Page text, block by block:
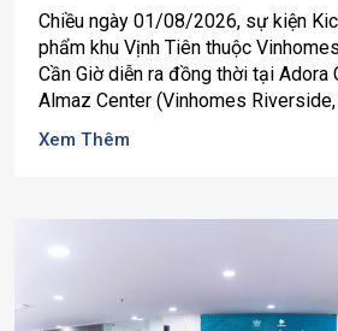
Chiều ngày 01/08/2026, sự kiện
phẩm khu Vịnh Tiên thuộc
Cần Giờ diễn ra đồng thời tại Adora
Almaz Center (Vinhomes Riverside,
Xem Thêm